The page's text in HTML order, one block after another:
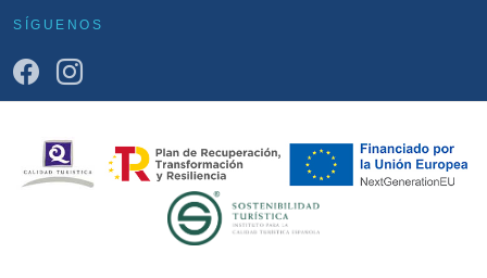
SÍGUENOS